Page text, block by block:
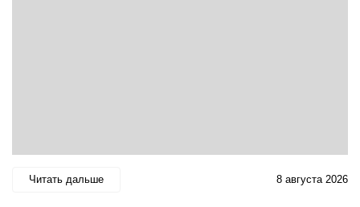
Читать дальше 8 августа 2026